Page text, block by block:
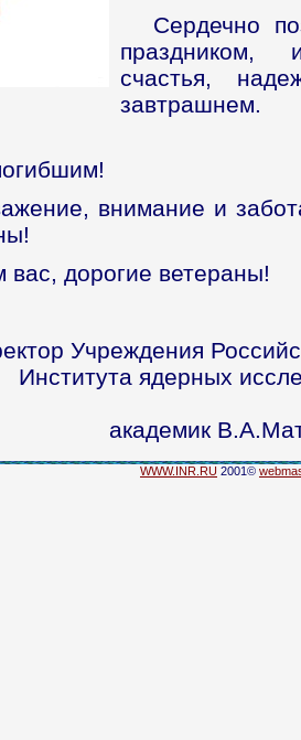
Сердечно
праздником,
счастья,
завтрашнем.
внимание и
вас, дорогие ветераны!
Учреждения
Института ядерных
академик
WWW.INR.RU 2001©